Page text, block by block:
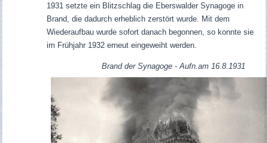
1931 setzte ein Blitzschlag die Eberswalder Synagoge in
Brand, die dadurch erheblich zerstört wurde. Mit dem
Wiederaufbau wurde sofort danach begonnen, so konnte sie
im Frühjahr 1932 erneut eingeweiht werden.
Brand der Synagoge - Aufn.am 16.8.1931